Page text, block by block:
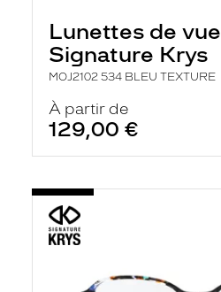
Lunettes de vue
Signature Krys
MOJ2102 534 BLEU TEXTURE
À partir de
129,00 €